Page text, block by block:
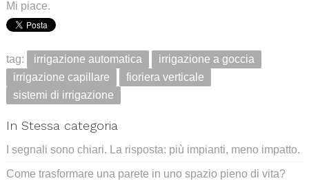
Mi piace.
tag: irrigazione automatica
irrigazione a goccia
irrigazione capillare
fioriera verticale
sistemi di irrigazione
In Stessa categoria
I segnali sono chiari. La risposta: più impianti, meno impatto.
Come trasformare una parete in uno spazio pieno di vita?